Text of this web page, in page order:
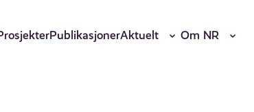
PublikasjonerAktuelt Om NR